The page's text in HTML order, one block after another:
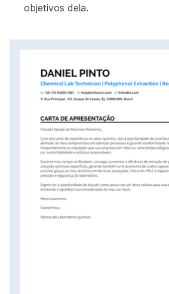
objetivos dela.